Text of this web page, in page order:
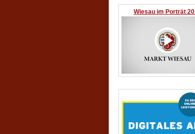
Wiesau im Porträt